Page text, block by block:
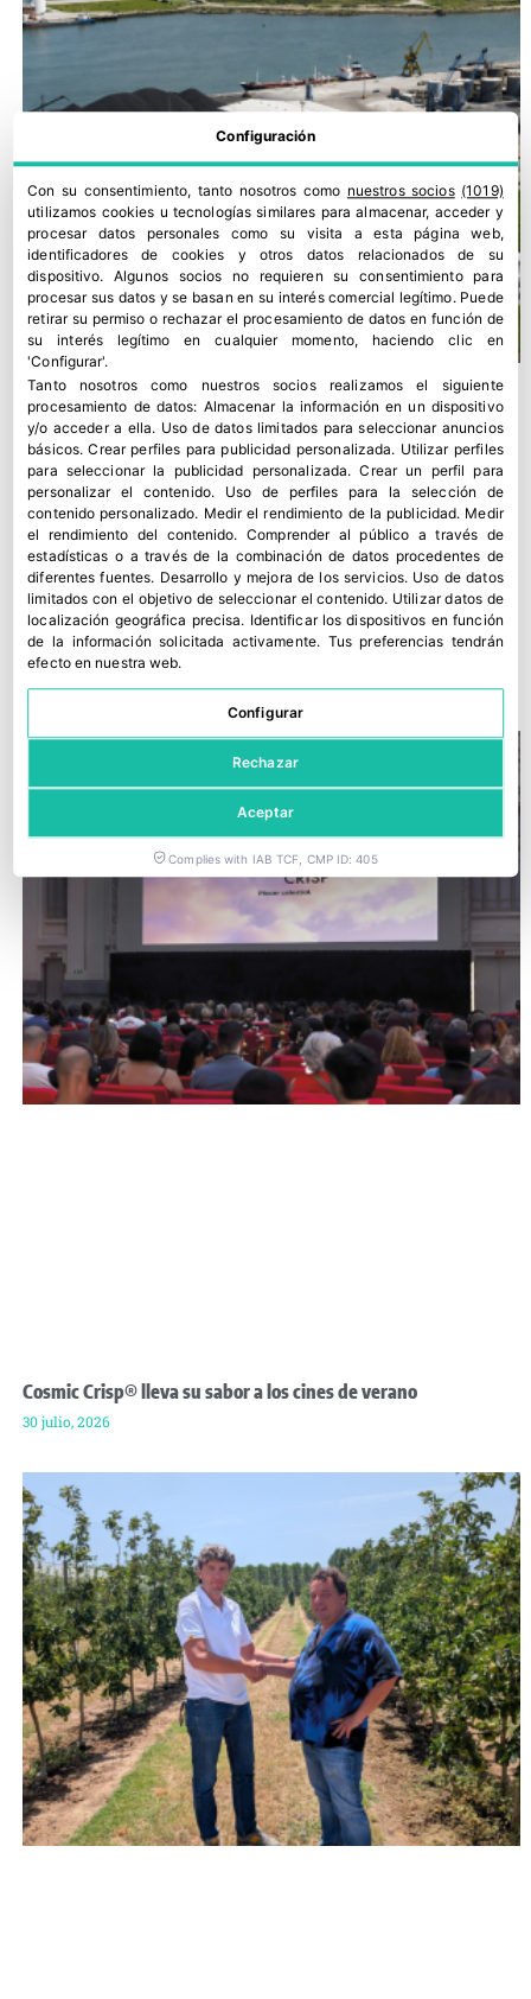
Asturiana de Fertilizantes defiende su continuidad en Avilés
Cosmic Crisp® lleva su sabor a los cines de verano
30 julio, 2026
Configuración
Con su consentimiento, tanto nosotros como nuestros socios (1019)
utilizamos cookies u tecnologías similares para almacenar, acceder y
procesar datos personales como su visita a esta página web,
identificadores de cookies y otros datos relacionados de su
dispositivo. Algunos socios no requieren su consentimiento para
procesar sus datos y se basan en su interés comercial legítimo. Puede
retirar su permiso o rechazar el procesamiento de datos en función de
su interés legítimo en cualquier momento, haciendo clic en
'Configurar'.
Tanto nosotros como nuestros socios realizamos el siguiente
procesamiento de datos: Almacenar la información en un dispositivo
y/o acceder a ella. Uso de datos limitados para seleccionar anuncios
básicos.Crear perfiles para publicidad personalizada. Utilizar perfiles
para seleccionar la publicidad personalizada.Crear un perfil para
personalizar el contenido. Uso de perfiles para la selección de
contenido personalizado. Medir el rendimiento de la publicidad. Medir
el rendimiento del contenido.Comprender al público a través de
estadísticas o a través de la combinación de datos procedentes de
diferentes fuentes. Desarrollo y mejora de los servicios. Uso de datos
limitados con el objetivo de seleccionar el contenido. Utilizar datos de
localización geográfica precisa. Identificar los dispositivos en función
de la información solicitada activamente. Tus preferencias tendrán
efecto en nuestra web.
Configurar
Rechazar
Aceptar
Complies with IAB TCF, CMP ID: 405